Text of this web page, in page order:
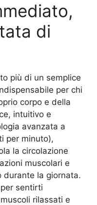
di
più di un semplice
per chi
corpo e della
intuitivo e
avanzata a
per minuto),
la circolazione
muscolari e
durante la giornata.
sentirti
rilassati e